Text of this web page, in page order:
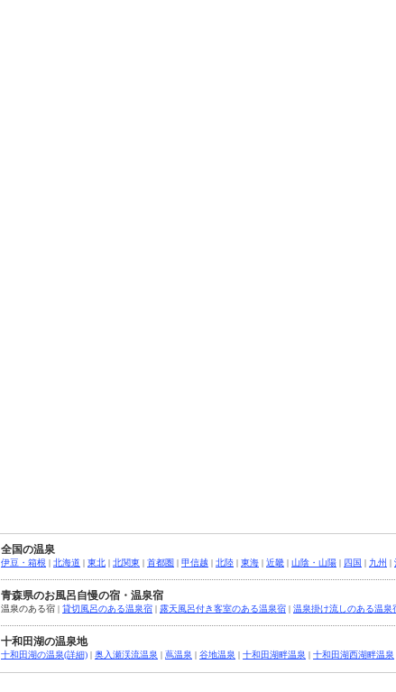
全国の温泉
伊豆・箱根 | 北海道 | 東北 | 北関東 | 首都圏 | 甲信越 | 北陸 | 東海 | 近畿 | 山陰・山陽 | 四国 | 九州 |
青森県のお風呂自慢の宿・温泉宿
温泉のある宿 | 貸切風呂のある温泉宿 | 露天風呂付き客室のある温泉宿 | 温泉掛け流しのある温泉
十和田湖の温泉地
十和田湖の温泉(詳細) | 奥入瀬渓流温泉 | 蔦温泉 | 谷地温泉 | 十和田湖畔温泉 | 十和田湖西湖畔温泉